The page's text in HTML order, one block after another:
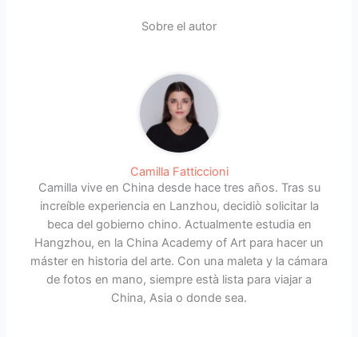
Sobre el autor
Camilla Fatticcioni
Camilla vive en China desde hace tres años. Tras su
increíble experiencia en Lanzhou, decidiò solicitar la
beca del gobierno chino. Actualmente estudia en
Hangzhou, en la China Academy of Art para hacer un
máster en historia del arte. Con una maleta y la cámara
de fotos en mano, siempre està lista para viajar a
China, Asia o donde sea.